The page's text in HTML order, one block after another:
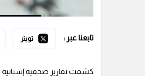
تابعنا عبر : تويتر
كشفت تقارير صحفية إسبانية